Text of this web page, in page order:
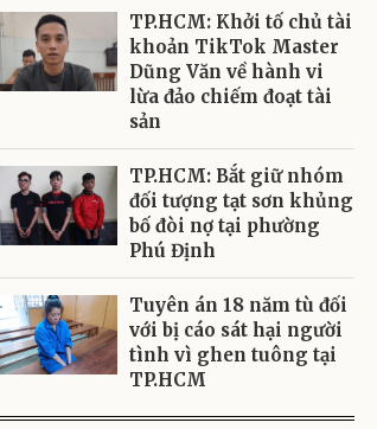
TP.HCM: Khởi tố chủ tài
khoản TikTok Master
Dũng Văn về hành vi
lừa đảo chiếm đoạt tài
sản
TP.HCM: Bắt giữ nhóm
đối tượng tạt sơn khủng
bố đòi nợ tại phường
Phú Định
Tuyên án 18 năm tù đối
với bị cáo sát hại người
tình vì ghen tuông tại
TP.HCM